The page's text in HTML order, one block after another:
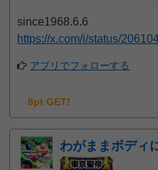
since1968.6.6
https://x.com/i/status/
アプリでフォローする
8pt GET!
わがままボディ